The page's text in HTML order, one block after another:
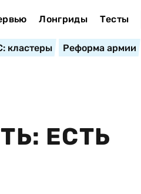
Лонгриды Тесты
кластеры Реформа армии
ЕСТЬ